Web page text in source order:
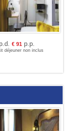
€ 91 p.p.
déjeuner non inclus